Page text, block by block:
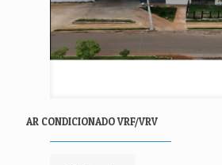
AR CONDICIONADO VRF/VRV